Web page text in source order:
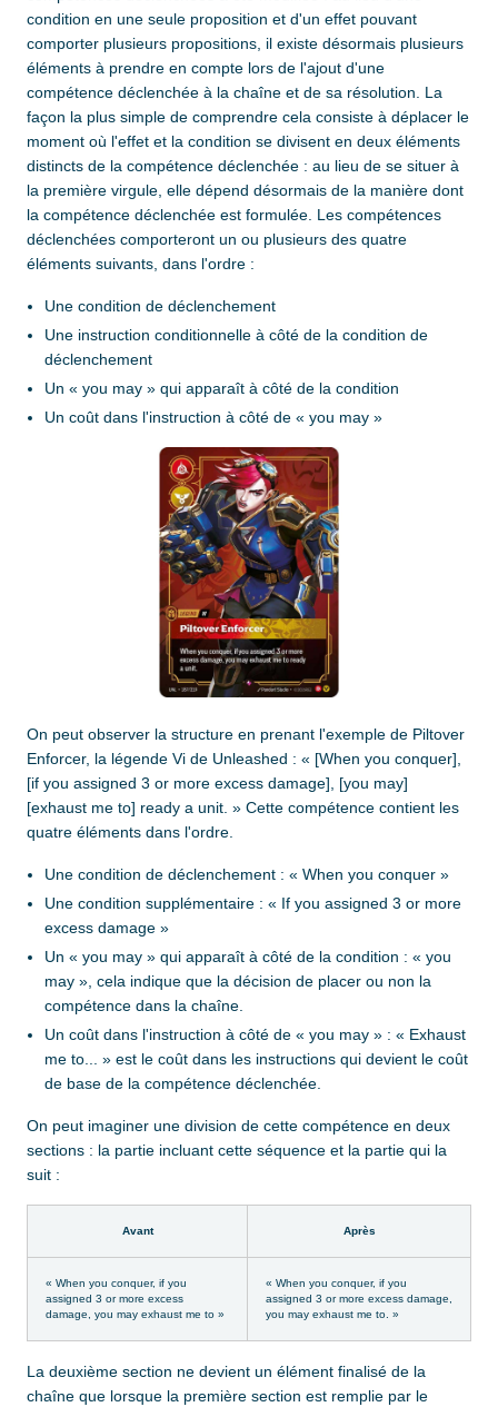
condition en une seule proposition et d'un effet pouvant
comporter plusieurs propositions, il existe désormais plusieurs
éléments à prendre en compte lors de l'ajout d'une
compétence déclenchée à la chaîne et de sa résolution. La
façon la plus simple de comprendre cela consiste à déplacer le
moment où l'effet et la condition se divisent en deux éléments
distincts de la compétence déclenchée : au lieu de se situer à
la première virgule, elle dépend désormais de la manière dont
la compétence déclenchée est formulée. Les compétences
déclenchées comporteront un ou plusieurs des quatre
éléments suivants, dans l'ordre :
Une condition de déclenchement
Une instruction conditionnelle à côté de la condition de
déclenchement
Un « you may » qui apparaît à côté de la condition
Un coût dans l'instruction à côté de « you may »
On peut observer la structure en prenant l'exemple de Piltover
Enforcer, la légende Vi de Unleashed : « [When you conquer],
[if you assigned 3 or more excess damage], [you may]
[exhaust me to] ready a unit. » Cette compétence contient les
quatre éléments dans l'ordre.
Une condition de déclenchement : « When you conquer »
Une condition supplémentaire : « If you assigned 3 or more
excess damage »
Un « you may » qui apparaît à côté de la condition : « you
may », cela indique que la décision de placer ou non la
compétence dans la chaîne.
Un coût dans l'instruction à côté de « you may » : « Exhaust
me to... » est le coût dans les instructions qui devient le coût
de base de la compétence déclenchée.
On peut imaginer une division de cette compétence en deux
sections : la partie incluant cette séquence et la partie qui la
suit :
Avant Après
« When you conquer, if you
assigned 3 or more excess
damage, you may exhaust me to »
« When you conquer, if you
assigned 3 or more excess damage,
you may exhaust me to. »
La deuxième section ne devient un élément finalisé de la
chaîne que lorsque la première section est remplie par le